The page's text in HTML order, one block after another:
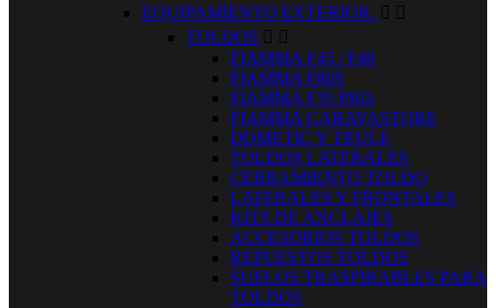
EQUIPAMIENTO EXTERIOR.  
TOLDOS  
FIAMMA F45 / F40
FIAMMA F80S
FIAMMA F35 PRO
FIAMMA CARAVASTORE
DOMETIC Y TRULE
TOLDOS LATERALES
CERRAMIENTO TOLDO
LATERALES Y FRONTALES
KITS DE ANCLAJES
ACCESORIOS TOLDOS
REPUESTOS TOLDOS
SUELOS TRASPIRABLES PARA
TOLDOS